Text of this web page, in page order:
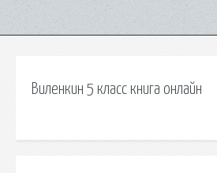
Виленкин 5 класс книга онлайн